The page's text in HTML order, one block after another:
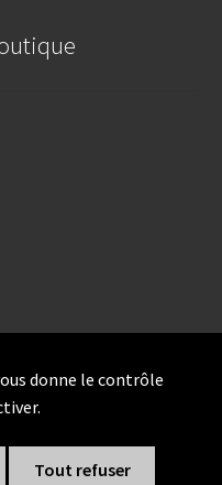
donne le contrôle
Tout refuser